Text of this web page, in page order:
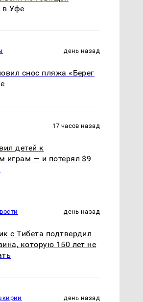
Как выглядит место
в Уфе
день назад
снос пляжа «Берег
17 часов назад
детей к
играм — и потерял $9
день назад
с Тибета подтвердил
которую 150 лет не
день назад